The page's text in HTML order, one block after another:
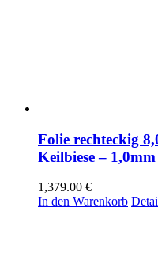
Folie rechteckig
Keilbiese –
1,379.00 €
In den Warenkorb